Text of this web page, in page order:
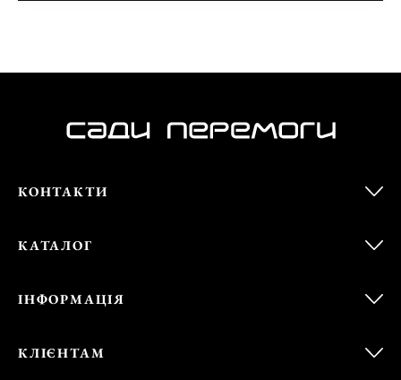
КОНТАКТИ
КАТАЛОГ
ІНФОРМАЦІЯ
КЛІЄНТАМ